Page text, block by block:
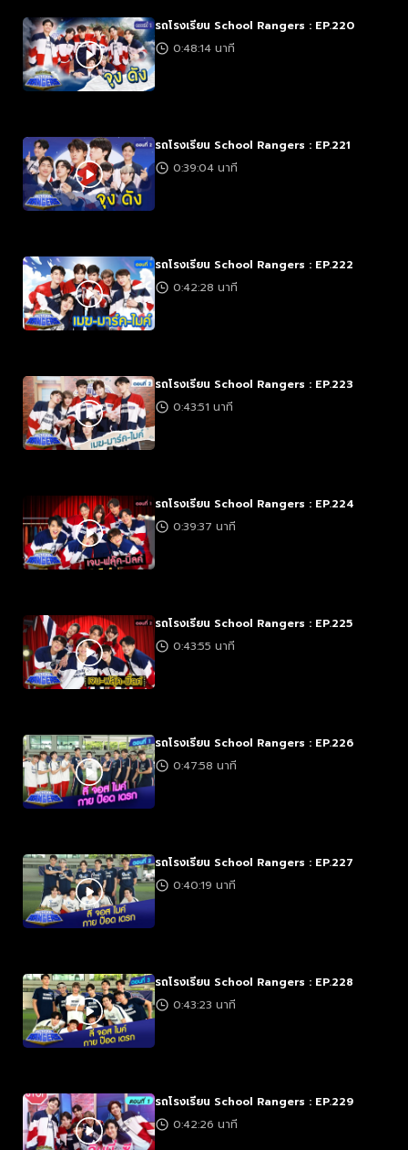
รถโรงเรียน School Rangers : EP.220
0:48:14 นาที
รถโรงเรียน School Rangers : EP.221
0:39:04 นาที
รถโรงเรียน School Rangers : EP.222
0:42:28 นาที
รถโรงเรียน School Rangers : EP.223
0:43:51 นาที
รถโรงเรียน School Rangers : EP.224
0:39:37 นาที
รถโรงเรียน School Rangers : EP.225
0:43:55 นาที
รถโรงเรียน School Rangers : EP.226
0:47:58 นาที
รถโรงเรียน School Rangers : EP.227
0:40:19 นาที
รถโรงเรียน School Rangers : EP.228
0:43:23 นาที
รถโรงเรียน School Rangers : EP.229
0:42:26 นาที